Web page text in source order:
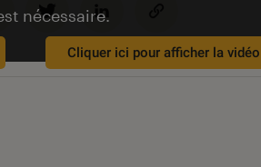
nécessaire.
Cliquer ici pour afficher la vidéo